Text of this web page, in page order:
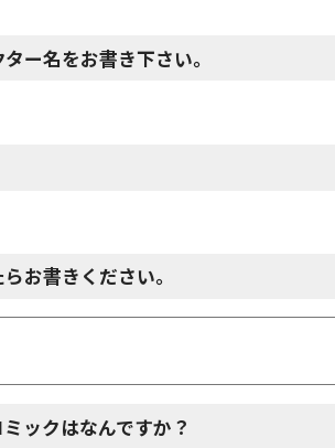
ー名をお書き下さい。
お書きください。
ックはなんですか？